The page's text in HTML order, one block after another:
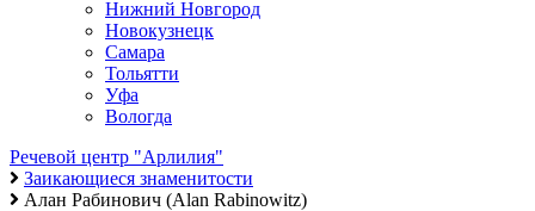
Нижний Новгород
Новокузнецк
Самара
Тольятти
Уфа
Вологда
Речевой центр "Арлилия"
Заикающиеся знаменитости
Алан Рабинович (Alan Rabinowitz)